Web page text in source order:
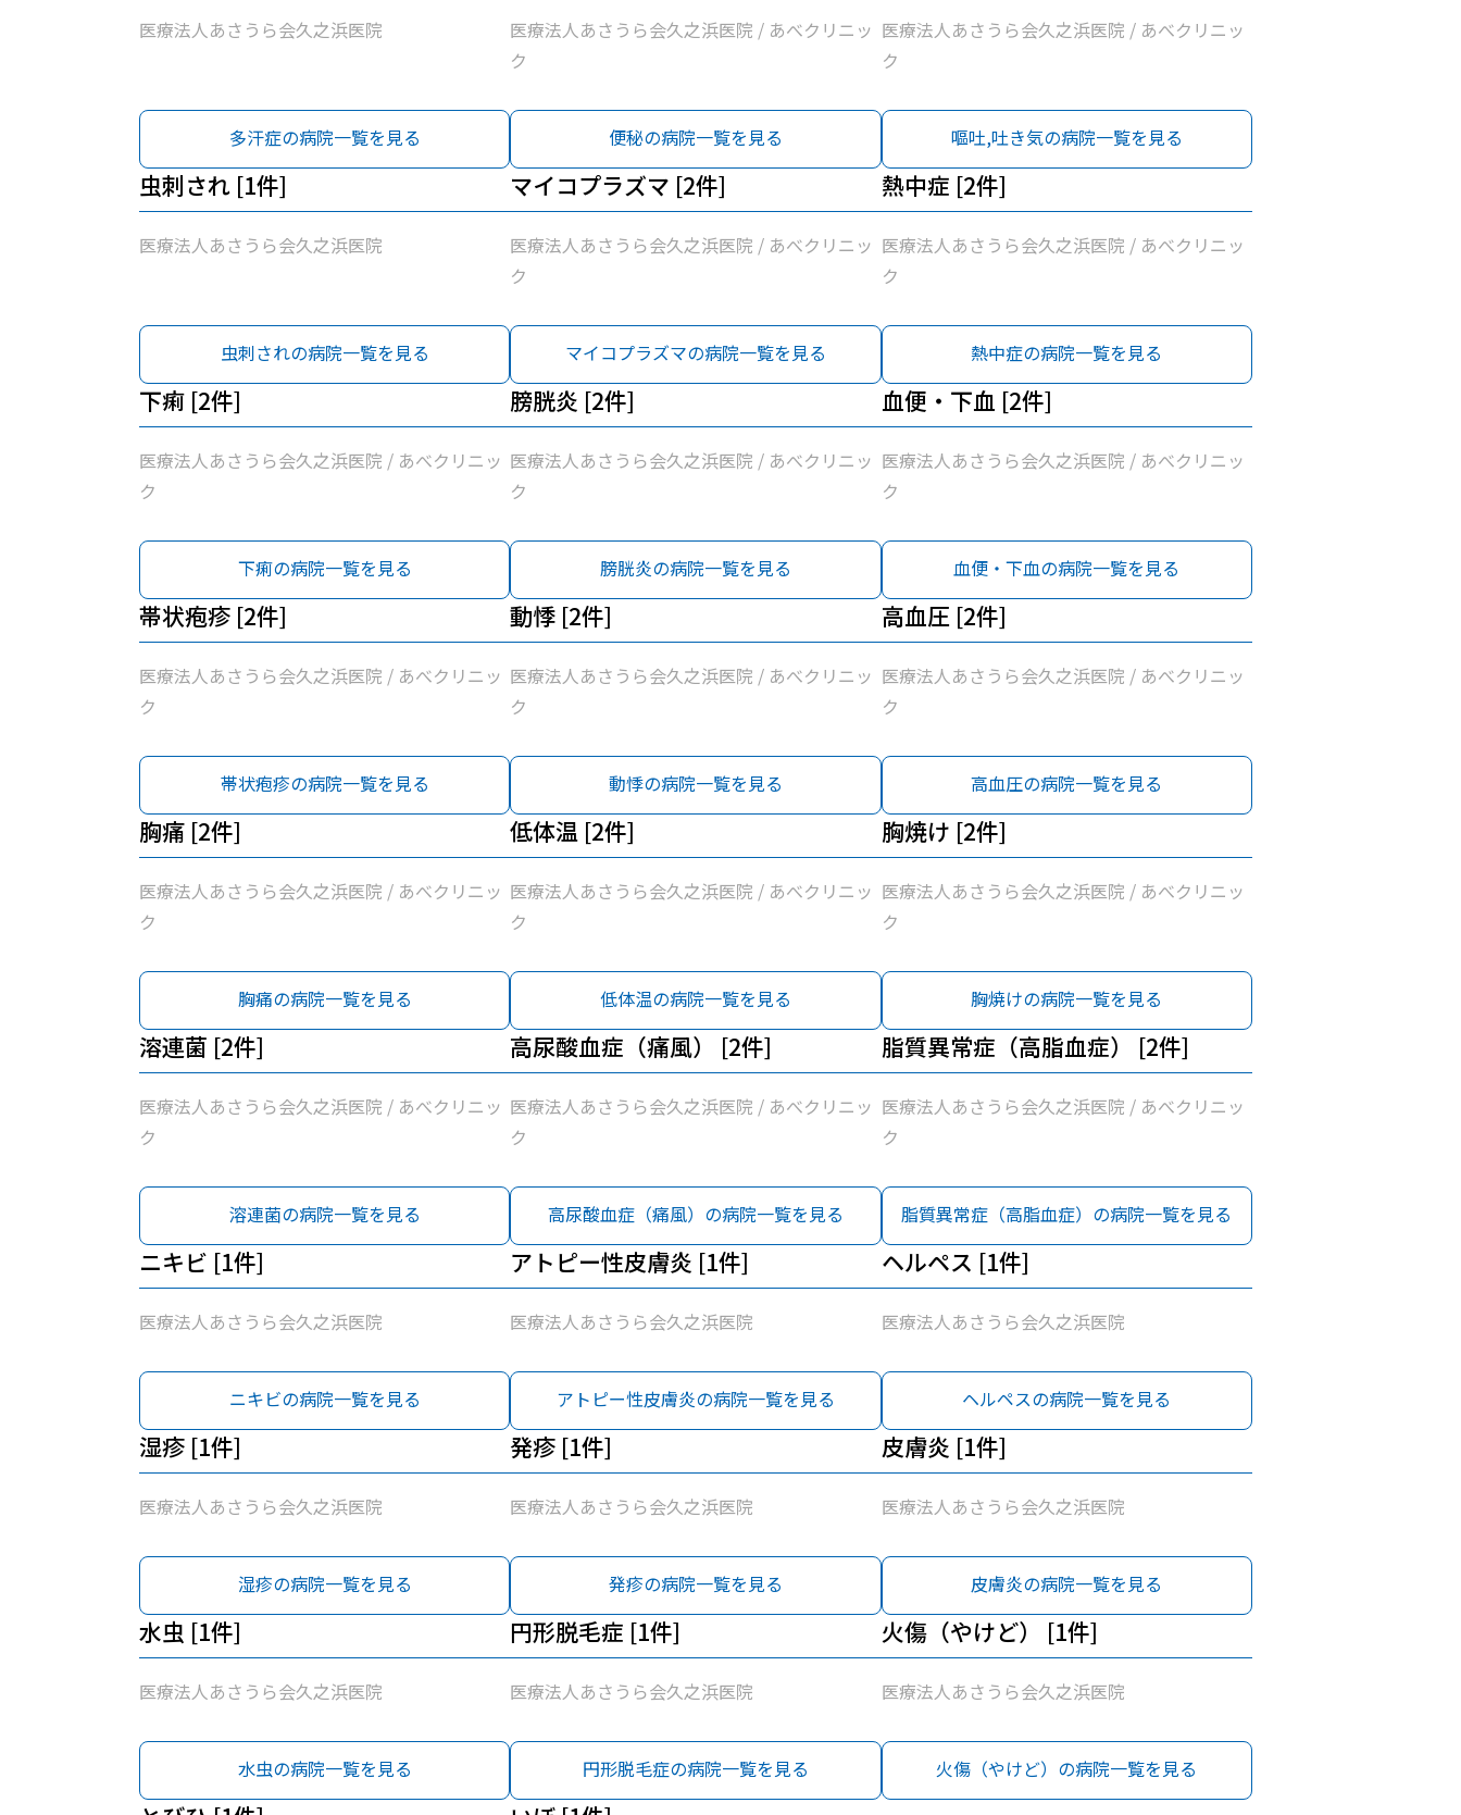
医療法人あさうら会久之浜医院
多汗症の病院一覧を見る
医療法人あさうら会久之浜医院 / あべクリニッ
ク
便秘の病院一覧を見る
医療法人あさうら会久之浜医院 / あべクリニッ
ク
嘔吐,吐き気の病院一覧を見る
虫刺され [1件]
医療法人あさうら会久之浜医院
虫刺されの病院一覧を見る
マイコプラズマ [2件]
医療法人あさうら会久之浜医院 / あべクリニッ
ク
マイコプラズマの病院一覧を見る
熱中症 [2件]
医療法人あさうら会久之浜医院 / あべクリニッ
ク
熱中症の病院一覧を見る
下痢 [2件]
医療法人あさうら会久之浜医院 / あべクリニッ
ク
下痢の病院一覧を見る
膀胱炎 [2件]
医療法人あさうら会久之浜医院 / あべクリニッ
ク
膀胱炎の病院一覧を見る
血便・下血 [2件]
医療法人あさうら会久之浜医院 / あべクリニッ
ク
血便・下血の病院一覧を見る
帯状疱疹 [2件]
医療法人あさうら会久之浜医院 / あべクリニッ
ク
帯状疱疹の病院一覧を見る
動悸 [2件]
医療法人あさうら会久之浜医院 / あべクリニッ
ク
動悸の病院一覧を見る
高血圧 [2件]
医療法人あさうら会久之浜医院 / あべクリニッ
ク
高血圧の病院一覧を見る
胸痛 [2件]
医療法人あさうら会久之浜医院 / あべクリニッ
ク
胸痛の病院一覧を見る
低体温 [2件]
医療法人あさうら会久之浜医院 / あべクリニッ
ク
低体温の病院一覧を見る
胸焼け [2件]
医療法人あさうら会久之浜医院 / あべクリニッ
ク
胸焼けの病院一覧を見る
溶連菌 [2件]
医療法人あさうら会久之浜医院 / あべクリニッ
ク
溶連菌の病院一覧を見る
高尿酸血症（痛風） [2件]
医療法人あさうら会久之浜医院 / あべクリニッ
ク
高尿酸血症（痛風）の病院一覧を見る
脂質異常症（高脂血症） [2件]
医療法人あさうら会久之浜医院 / あべクリニッ
ク
脂質異常症（高脂血症）の病院一覧を見る
ニキビ [1件]
医療法人あさうら会久之浜医院
ニキビの病院一覧を見る
アトピー性皮膚炎 [1件]
医療法人あさうら会久之浜医院
アトピー性皮膚炎の病院一覧を見る
ヘルペス [1件]
医療法人あさうら会久之浜医院
ヘルペスの病院一覧を見る
湿疹 [1件]
医療法人あさうら会久之浜医院
湿疹の病院一覧を見る
発疹 [1件]
医療法人あさうら会久之浜医院
発疹の病院一覧を見る
皮膚炎 [1件]
医療法人あさうら会久之浜医院
皮膚炎の病院一覧を見る
水虫 [1件]
医療法人あさうら会久之浜医院
水虫の病院一覧を見る
円形脱毛症 [1件]
医療法人あさうら会久之浜医院
円形脱毛症の病院一覧を見る
火傷（やけど） [1件]
医療法人あさうら会久之浜医院
火傷（やけど）の病院一覧を見る